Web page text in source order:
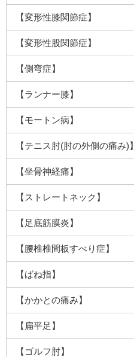
【変形性膝関節症】
【変形性股関節症】
【側弯症】
【ランナー膝】
【モートン病】
【テニス肘(肘の外側の痛み)】
【坐骨神経痛】
【ストレートネック】
【足底筋膜炎】
【腰椎椎間板すべり症】
【ばね指】
【かかとの痛み】
【扁平足】
【ゴルフ肘】